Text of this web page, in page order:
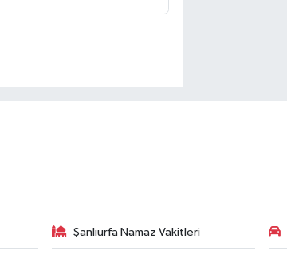
Şanlıurfa Namaz Vakitleri